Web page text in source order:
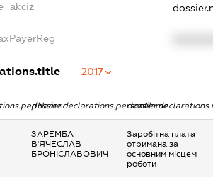
2017
dossier.declarations.personName
ЗАРЕМБА
В'ЯЧЕСЛАВ
БРОНІСЛАВОВИЧ
Заробітна плата
отримана за
основним місцем
роботи